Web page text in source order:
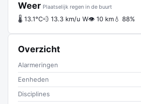
Weer Plaatselijk regen in de buurt
🌡 13.1°C💨 13.3 km/u W👁 10 km💧 88%
Overzicht
Alarmeringen
Eenheden
Disciplines